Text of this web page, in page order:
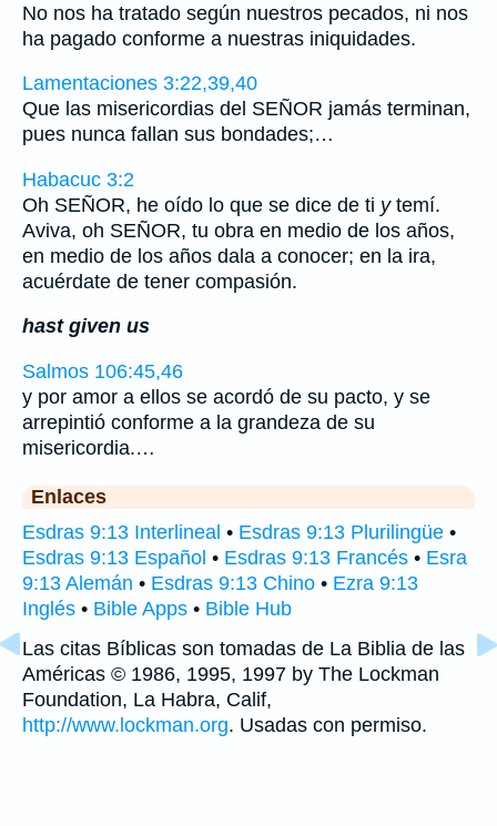
No nos ha tratado según nuestros pecados, ni nos
ha pagado conforme a nuestras iniquidades.
Lamentaciones 3:22,39,40
Que las misericordias del SEÑOR jamás terminan,
pues nunca fallan sus bondades;…
Habacuc 3:2
Oh SEÑOR, he oído lo que se dice de ti ytemí.
Aviva, oh SEÑOR, tu obra en medio de los años,
en medio de los años dala a conocer; en la ira,
acuérdate de tener compasión.
hast given us
Salmos 106:45,46
y por amor a ellos se acordó de su pacto, y se
arrepintió conforme a la grandeza de su
misericordia.…
Enlaces
Esdras 9:13 Interlineal • Esdras 9:13 Plurilingüe •
Esdras 9:13 Español • Esdras 9:13 Francés • Esra
9:13 Alemán • Esdras 9:13 Chino • Ezra 9:13
Inglés • Bible Apps • Bible Hub
Las citas Bíblicas son tomadas de La Biblia de las
Américas © 1986, 1995, 1997 by The Lockman
Foundation, La Habra, Calif,
http://www.lockman.org. Usadas con permiso.